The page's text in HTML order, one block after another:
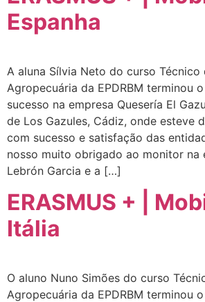
Espanha
A aluna Sílvia Neto do curso Técnico
Agropecuária da EPDRBM terminou
sucesso na empresa Quesería El
de Los Gazules, Cádiz, onde esteve
com sucesso e satisfação das
nosso muito obrigado ao monitor na
Lebrón Garcia e a […]
ERASMUS + |
Itália
O aluno Nuno Simões do curso
Agropecuária da EPDRBM terminou